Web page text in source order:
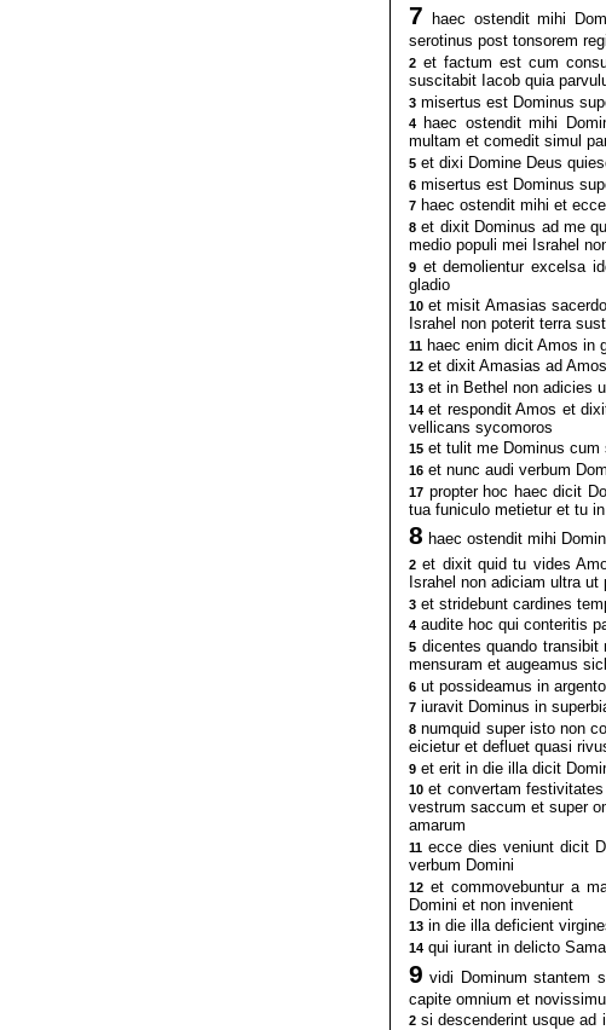
7 haec ostendit mihi
serotinus post tonsorem
2 et factum est cum
suscitabit Iacob quia
3 misertus est Dominus
4
haec ostendit mihi
multam et comedit simul
5 et dixi Domine Deus
6 misertus est Dominus
7 haec ostendit mihi et
8 et dixit Dominus ad me
medio populi mei Israhel
9 et demolientur excelsa
gladio
10 et misit Amasias
Israhel non poterit terra
11 haec enim dicit Amos in
12 et dixit Amasias ad
13 et in Bethel non adicies
14 et respondit Amos et
vellicans sycomoros
15 et tulit me Dominus cum
16 et nunc audi verbum
17 propter hoc haec dicit
tua funiculo metietur et tu
8 haec ostendit mihi
2 et dixit quid tu vides
Israhel non adiciam ultra ut
3 et stridebunt cardines
4 audite hoc qui conteritis
5 dicentes quando
mensuram et augeamus
6 ut possideamus in
7 iuravit Dominus in
8 numquid super isto non
eicietur et defluet quasi
9 et erit in die illa dicit
10 et convertam
vestrum saccum et super
amarum
11 ecce dies veniunt dicit
verbum Domini
12 et commovebuntur a
Domini et non invenient
13 in die illa deficient
14 qui iurant in delicto
9 vidi Dominum stantem
capite omnium et
2 si descenderint usque ad